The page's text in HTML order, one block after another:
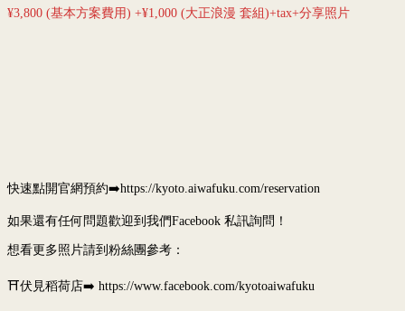
¥3,800 (基本方案費用) +¥1,000 (大正浪漫 套組)+tax+分享照片
快速點開官網預約➡️https://kyoto.aiwafuku.com/reservation
如果還有任何問題歡迎到我們Facebook 私訊詢問！
想看更多照片請到粉絲團參考：
⛩伏見稻荷店➡️ https://www.facebook.com/kyotoaiwafuku